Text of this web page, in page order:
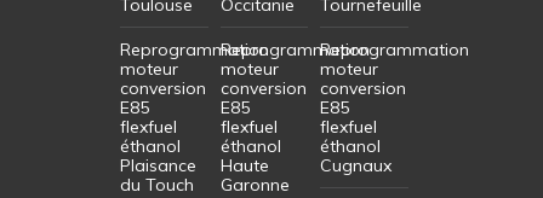
Toulouse
Reprogrammation
moteur
conversion
E85
flexfuel
éthanol
Plaisance
du Touch
Occitanie
Reprogrammation
moteur
conversion
E85
flexfuel
éthanol
Haute
Garonne
Tournefeuille
Reprogrammation
moteur
conversion
E85
flexfuel
éthanol
Cugnaux